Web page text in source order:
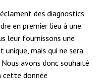
des diagnostics
en premier lieu à une
leur fournissons une
mais qui ne sera
avons donc souhaité
cette donnée